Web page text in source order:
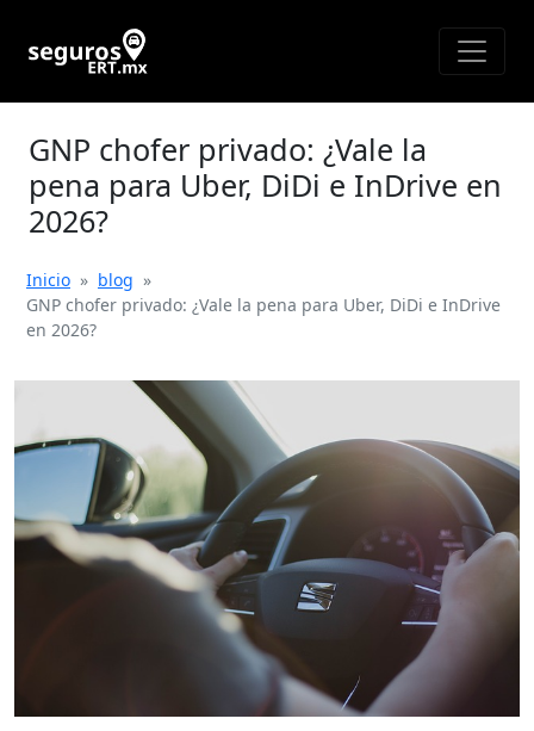
GNP chofer privado: ¿Vale la
pena para Uber, DiDi e InDrive en
2026?
Inicio » blog »
GNP chofer privado: ¿Vale la pena para Uber, DiDi e InDrive
en 2026?